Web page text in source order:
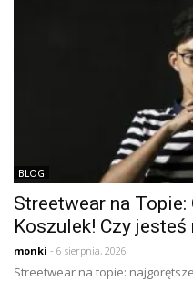
BLOG
Streetwear na
Koszulek! Czy jesteś
monki - 6 sierpnia, 2026
Streetwear na topie: